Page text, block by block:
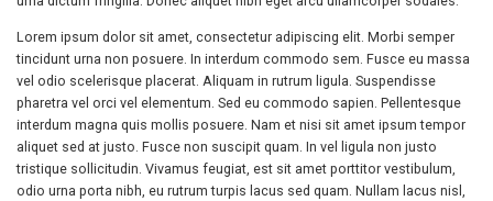
Lorem ipsum dolor sit amet, consectetur adipiscing elit. Morbi semper
tincidunt urna non posuere. In interdum commodo sem. Fusce eu massa
vel odio scelerisque placerat. Aliquam in rutrum ligula. Suspendisse
pharetra vel orci vel elementum. Sed eu commodo sapien. Pellentesque
interdum magna quis mollis posuere. Nam et nisi sit amet ipsum tempor
aliquet sed at justo. Fusce non suscipit quam. In vel ligula non justo
tristique sollicitudin. Vivamus feugiat, est sit amet porttitor vestibulum,
odio urna porta nibh, eu rutrum turpis lacus sed quam. Nullam lacus nisl,